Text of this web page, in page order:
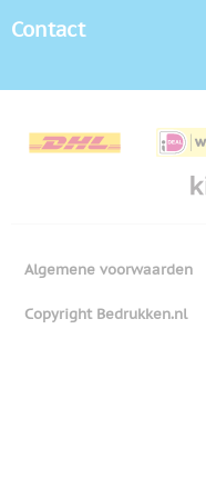
Contact
Algemene voorwaarden
Copyright Bedrukken.nl